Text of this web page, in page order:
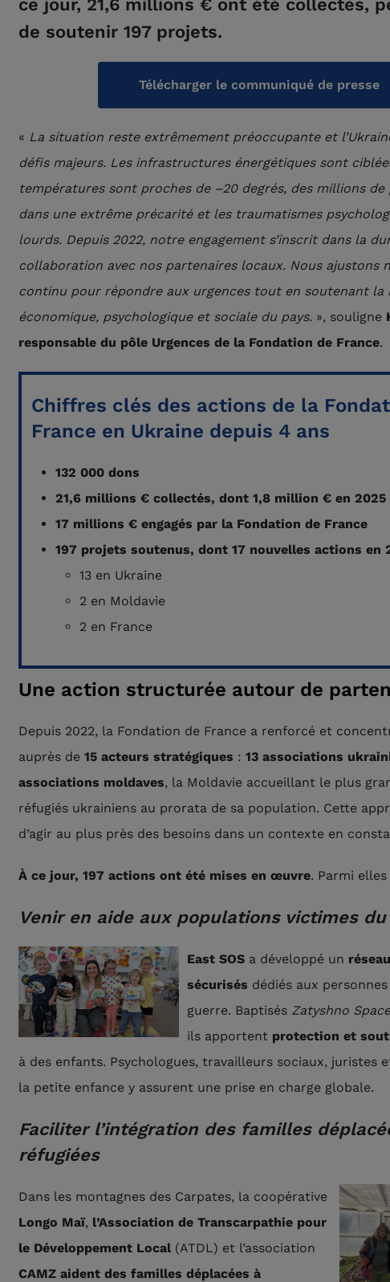
ce jour, 21,6 millions € ont été collectés,
de soutenir 197 projets.
Télécharger le communiqué de presse
« La situation reste extrêmement préoccupante et
défis majeurs. Les infrastructures énergétiques sont
températures sont proches de –20 degrés, des millions de
dans une extrême précarité et les traumatismes
lourds. Depuis 2022, notre engagement s’inscrit dans la
collaboration avec nos partenaires locaux. Nous ajustons
continu pour répondre aux urgences tout en soutenant
économique, psychologique et sociale du pays. », souligne
responsable du pôle Urgences de la Fondation de France.
Chiffres clés des actions de la
France en Ukraine depuis 4 ans
132 000 dons
21,6 millions € collectés, dont 1,8 million € en 2025
17 millions € engagés par la Fondation de France
197 projets soutenus, dont 17 nouvelles actions en
13 en Ukraine
2 en Moldavie
2 en France
Une action structurée autour de
Depuis 2022, la Fondation de France a renforcé et
auprès de 15 acteurs stratégiques : 13 associations
associations moldaves, la Moldavie accueillant le plus
réfugiés ukrainiens au prorata de sa population. Cette
d’agir au plus près des besoins dans un contexte en
À ce jour, 197 actions ont été mises en œuvre. Parmi elles
Venir en aide aux populations victimes
East SOS a développé un
sécurisés dédiés aux
guerre. Baptisés Zatyshno
ils apportent protection et
à des enfants. Psychologues, travailleurs sociaux, juristes
la petite enfance y assurent une prise en charge globale.
Faciliter l’intégration des familles
réfugiées
Dans les montagnes des Carpates, la coopérative
Longo Maï, l’Association de Transcarpathie pour
le Développement Local (ATDL) et l’association
CAMZ aident des familles déplacées à